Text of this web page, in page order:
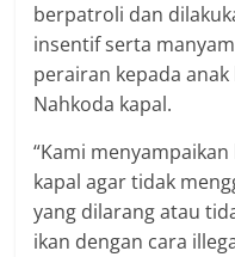
berpatroli dan
insentif serta
perairan kepada anak
Nahkoda kapal.
“Kami
kapal agar tidak
yang dilarang atau
ikan dengan cara